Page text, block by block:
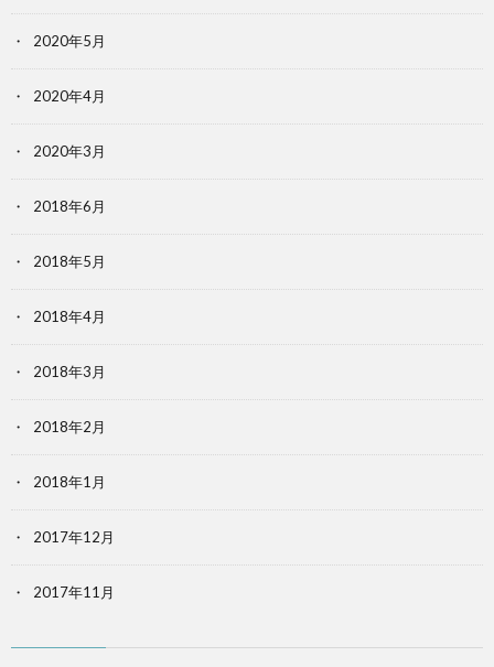
2020年5月
2020年4月
2020年3月
2018年6月
2018年5月
2018年4月
2018年3月
2018年2月
2018年1月
2017年12月
2017年11月